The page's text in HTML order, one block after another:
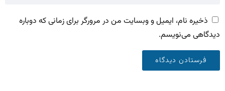
ذخیره نام، ایمیل و وبسایت من در مرورگر برای زمانی که دوباره
دیدگاهی می‌نویسم.